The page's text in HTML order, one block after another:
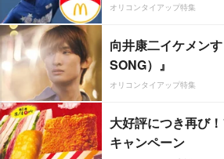
オリコンタイアップ特集
向井康二イケメン
SONG）』
オリコンタイアップ特集
大好評につき再び
キャンペーン